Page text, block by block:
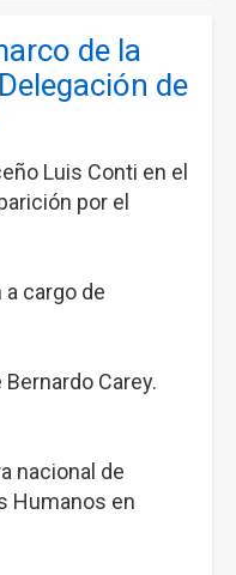
de la
de
Luis Conti en el
por el
a cargo de
Bernardo Carey.
nacional de
Humanos en